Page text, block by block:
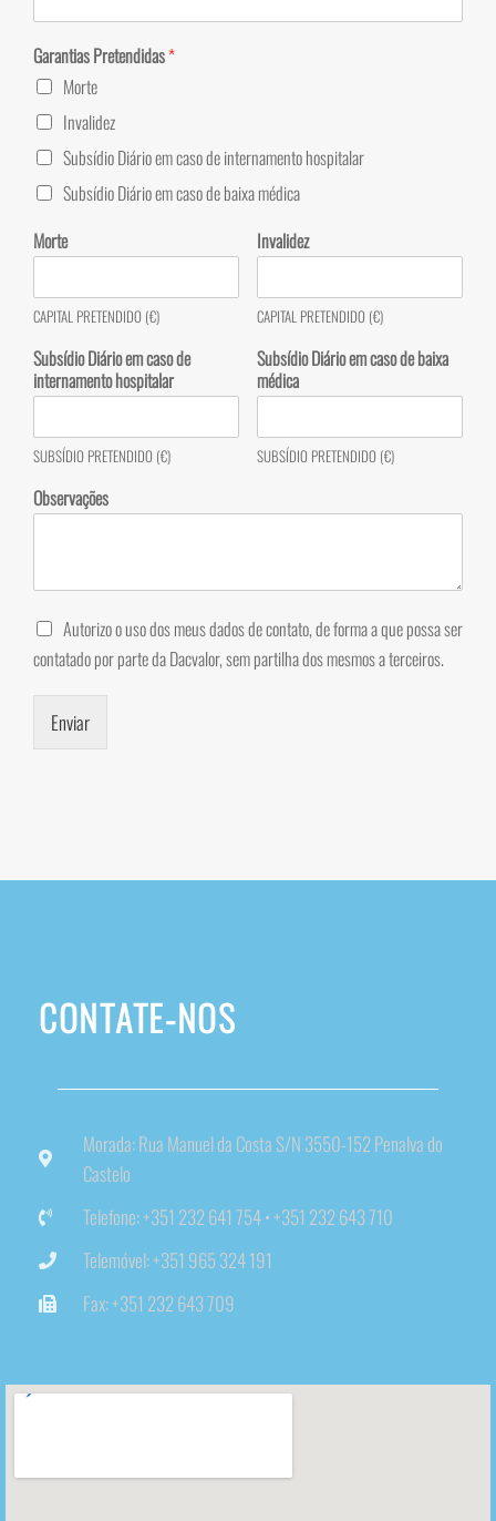
Garantias Pretendidas*
Morte
Invalidez
Subsídio Diário em caso de internamento hospitalar
Subsídio Diário em caso de baixa médica
Morte
CAPITAL PRETENDIDO (€)
Invalidez
CAPITAL PRETENDIDO (€)
Subsídio Diário em caso de
internamento hospitalar
SUBSÍDIO PRETENDIDO (€)
Subsídio Diário em caso de baixa
médica
SUBSÍDIO PRETENDIDO (€)
Observações
Autorizo o uso dos meus dados de contato, de forma a que possa ser
contatado por parte da Dacvalor, sem partilha dos mesmos a terceiros.
Enviar
CONTATE-NOS
Morada: Rua Manuel da Costa S/N 3550-152 Penalva do
Castelo
Telefone: +351 232 641 754 • +351 232 643 710
Telemóvel: +351 965 324 191
Fax: +351 232 643 709